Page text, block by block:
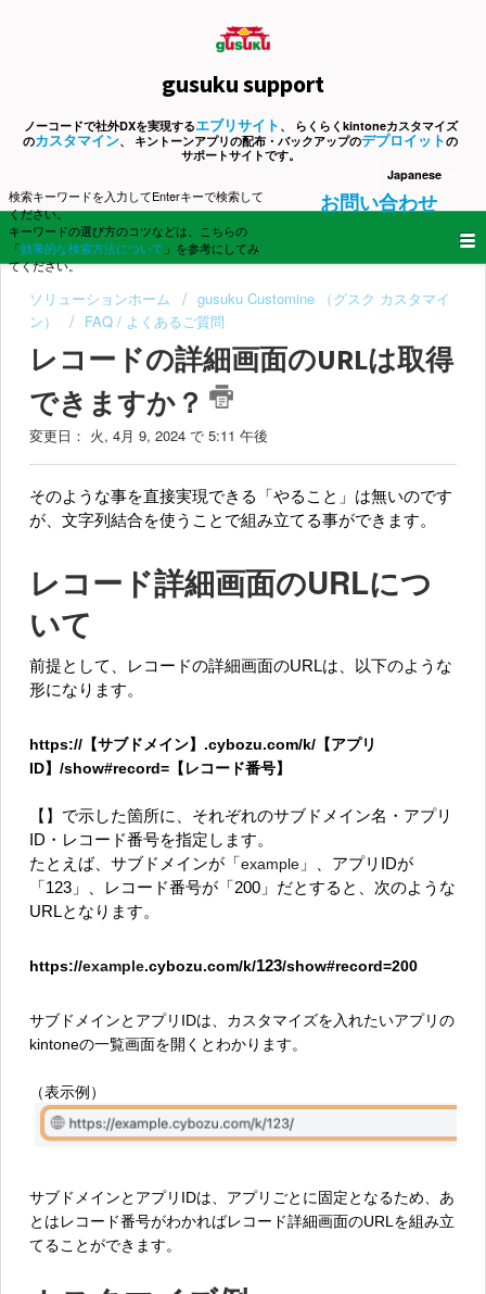
gusuku support
ノーコードで社外DXを実現するエブリサイト 、 らくらくkintoneカスタマイズ
のカスタマイン、 キントーンアプリの配布・バックアップのデプロイットの
サポートサイトです。
Japanese
検索キーワードを入力してEnterキーで検索して
ください。
キーワードの選び方のコツなどは、こちらの
「効果的な検索方法について 」を参考にしてみ
てください。
お問い合わせ
ソリューションホーム
gusuku Customine （グスク カスタマイ
ン）
FAQ / よくあるご質問
レコードの詳細画面のURLは取得
できますか？
変更日： 火, 4月 9, 2024 で 5:11 午後
そのような事を直接実現できる「やること」は無いのです
が、文字列結合を使うことで組み立てる事ができます。
レコード詳細画面のURLにつ
いて
前提として、レコードの詳細画面のURLは、以下のような
形になります。
https://【サブドメイン】.cybozu.com/k/【アプリ
ID】/show#record=【レコード番号】
【】で示した箇所に、それぞれのサブドメイン名・アプリ
ID・レコード番号を指定します。
たとえば、サブドメインが「 example 」、アプリIDが
「123」、レコード番号が「200」だとすると、次のような
URLとなります。
https://example.cybozu.com/k/123/show#record=200
サブドメインとアプリIDは、カスタマイズを入れたいアプリの
kintoneの一覧画面を開くとわかります。
（表示例）
サブドメインとアプリIDは、アプリごとに固定となるため、あ
とはレコード番号がわかればレコード詳細画面のURLを組み立
てることができます。